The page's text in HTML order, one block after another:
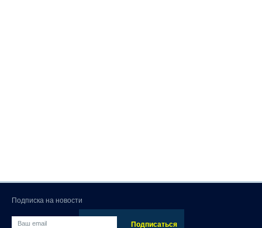
Подписка на новости